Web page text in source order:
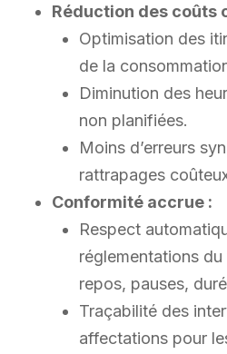
Réduction des coûts
Optimisation des
de la
Diminution des
non planifiées.
Moins d’erreurs
rattrapages
Conformité accrue :
Respect
réglementations
repos, pauses,
Traçabilité des
affectations pour